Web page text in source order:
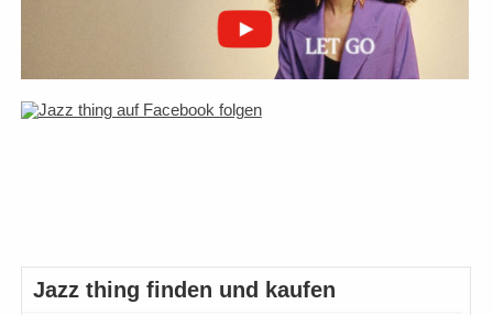
Jazz thing finden und kaufen